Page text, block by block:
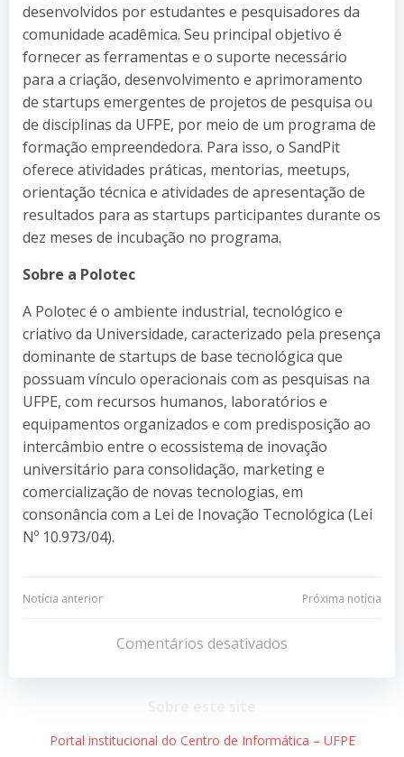
desenvolvidos por estudantes e pesquisadores da
comunidade acadêmica. Seu principal objetivo é
fornecer as ferramentas e o suporte necessário
para a criação, desenvolvimento e aprimoramento
de startups emergentes de projetos de pesquisa ou
de disciplinas da UFPE, por meio de um programa de
formação empreendedora. Para isso, o SandPit
oferece atividades práticas, mentorias, meetups,
orientação técnica e atividades de apresentação de
resultados para as startups participantes durante os
dez meses de incubação no programa.
Sobre a Polotec
A Polotec é o ambiente industrial, tecnológico e
criativo da Universidade, caracterizado pela presença
dominante de startups de base tecnológica que
possuam vínculo operacionais com as pesquisas na
UFPE, com recursos humanos, laboratórios e
equipamentos organizados e com predisposição ao
intercâmbio entre o ecossistema de inovação
universitário para consolidação, marketing e
comercialização de novas tecnologias, em
consonância com a Lei de Inovação Tecnológica (Lei
Nº 10.973/04).
Navegação
Post
Notícia anterior
Navegação
de
Post
Próxima notícia
Comentários desativados
Portal institucional do Centro de Informática – UFPE